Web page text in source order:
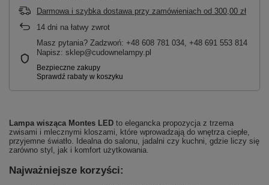
Darmowa i szybka dostawa przy zamówieniach od 300,00 zł
14 dni na łatwy zwrot
Masz pytania? Zadzwoń: +48 608 781 034, +48 691 553 814
Napisz: sklep@cudownelampy.pl
Lampa wisząca Montes LED to elegancka propozycja z trzema
zwisami i mlecznymi kloszami, które wprowadzają do wnętrza ciepłe,
przyjemne światło. Idealna do salonu, jadalni czy kuchni, gdzie liczy się
zarówno styl, jak i komfort użytkowania.
Najważniejsze korzyści: